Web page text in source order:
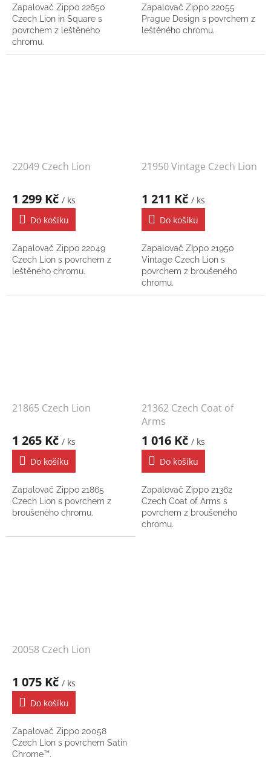
Zapalovač Zippo 22650
Czech Lion in Square s
povrchem z leštěného
chromu.
Zapalovač Zippo 22055
Prague Design s povrchem z
leštěného chromu.
22049 Czech Lion
1 299 Kč / ks
Do košíku
Zapalovač Zippo 22049
Czech Lion s povrchem z
leštěného chromu.
21950 Vintage Czech Lion
1 211 Kč / ks
Do košíku
Zapalovač ZIppo 21950
Vintage Czech Lion s
povrchem z broušeného
chromu.
21865 Czech Lion
1 265 Kč / ks
Do košíku
Zapalovač Zippo 21865
Czech Lion s povrchem z
broušeného chromu.
21362 Czech Coat of
Arms
1 016 Kč / ks
Do košíku
Zapalovač Zippo 21362
Czech Coat of Arms s
povrchem z broušeného
chromu.
20058 Czech Lion
1 075 Kč / ks
Do košíku
Zapalovač Zippo 20058
Czech Lion s povrchem Satin
Chrome™.